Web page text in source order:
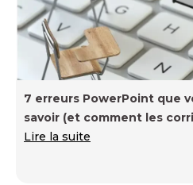
7 erreurs PowerPoint que
savoir (et comment les
Lire la suite